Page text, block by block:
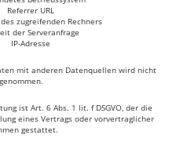
Referrer URL
zugreifenden Rechners
der Serveranfrage
IP-Adresse
mit anderen Datenquellen wird nicht
ist Art. 6 Abs. 1 lit. f DSGVO, der die
eines Vertrags oder vorvertraglicher
gestattet.